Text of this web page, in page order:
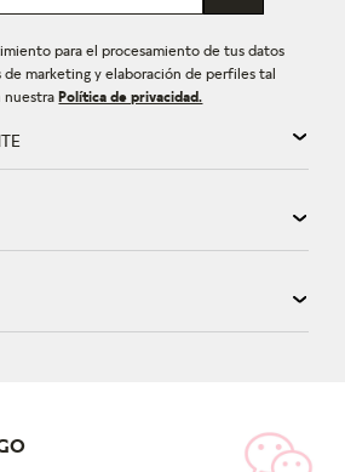
para el procesamiento de tus datos
de marketing y elaboración de perfiles tal
nuestraPolítica de privacidad.